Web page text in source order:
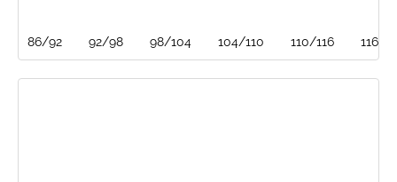
86/92 92/98 98/104 104/110 110/116 116/